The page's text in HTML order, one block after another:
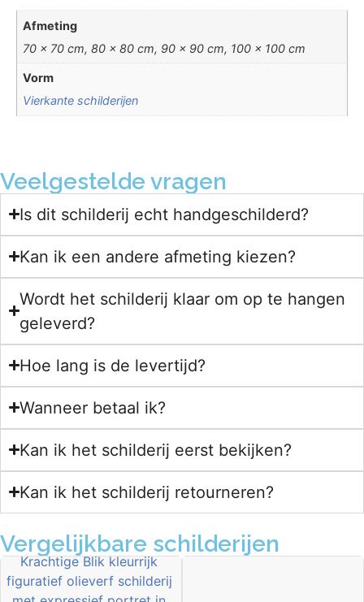
Afmeting
70 x 70 cm, 80 x 80 cm, 90 x 90 cm, 100 x 100 cm
Vorm
Vierkante schilderijen
Veelgestelde vragen
Is dit schilderij echt handgeschilderd?
Kan ik een andere afmeting kiezen?
Wordt het schilderij klaar om op te hangen
geleverd?
Hoe lang is de levertijd?
Wanneer betaal ik?
Kan ik het schilderij eerst bekijken?
Kan ik het schilderij retourneren?
Vergelijkbare schilderijen